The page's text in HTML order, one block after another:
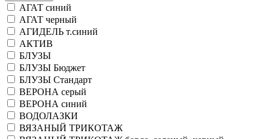
АГАТ синий
АГАТ черный
АГИДЕЛЬ т.синий
АКТИВ
БЛУЗЫ
БЛУЗЫ Бюджет
БЛУЗЫ Стандарт
ВЕРОНА серый
ВЕРОНА синий
ВОДОЛАЗКИ
ВЯЗАНЫЙ ТРИКОТАЖ